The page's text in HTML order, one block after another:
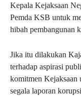
Kepala Kejaksaan
Pemda KSB untuk
hibah pembangunan
Jika itu dilakukan
terhadap aspirasi
komitmen Kejaksaan
segala laporan